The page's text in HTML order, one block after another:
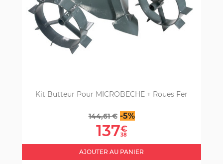
Kit Butteur Pour MICROBECHE + Roues Fer
Prix
de
base
144,61 € -5%Prix
137€
38
AJOUTER AU PANIER